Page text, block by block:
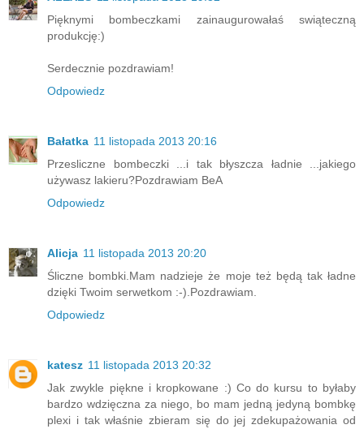
Pięknymi bombeczkami zainaugurowałaś swiąteczną
produkcję:)
Serdecznie pozdrawiam!
Odpowiedz
Bałatka 11 listopada 2013 20:16
Przesliczne bombeczki ...i tak błyszcza ładnie ...jakiego
używasz lakieru?Pozdrawiam BeA
Odpowiedz
Alicja 11 listopada 2013 20:20
Śliczne bombki.Mam nadzieje że moje też będą tak ładne
dzięki Twoim serwetkom :-).Pozdrawiam.
Odpowiedz
katesz 11 listopada 2013 20:32
Jak zwykle piękne i kropkowane :) Co do kursu to byłaby
bardzo wdzięczna za niego, bo mam jedną jedyną bombkę
plexi i tak właśnie zbieram się do jej zdekupażowania od